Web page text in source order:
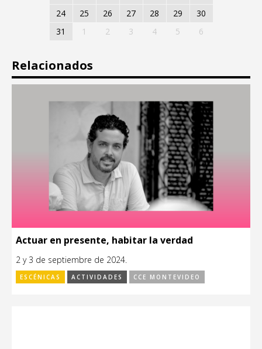
24
25 26 27 28 29
30
31
1 2 3 4 5 6
Relacionados
Actuar en presente, habitar la verdad
2 y 3 de septiembre de 2024.
ESCÉNICAS ACTIVIDADES CCE MONTEVIDEO